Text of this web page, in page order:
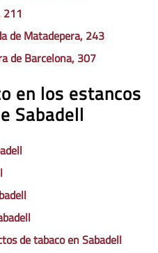
211
de Matadepera, 243
de Barcelona, 307
en los estancos
Sabadell
de tabaco en Sabadell